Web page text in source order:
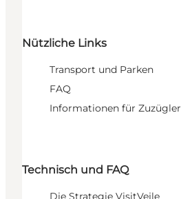
Nützliche Links
Transport und Parken
FAQ
Informationen für Zuzügler
Technisch und FAQ
Die Strategie VisitVejle